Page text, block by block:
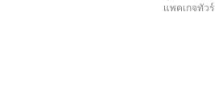
แพคเกจทัวร์